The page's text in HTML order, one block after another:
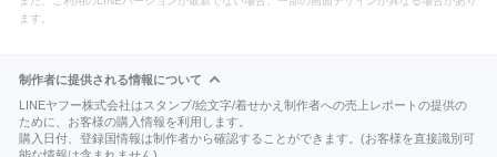
ます。
制作者に提供される情報について
LINEヤフー株式会社はスタンプ/絵文字/着せかえ制作者への売上レポートの提供の
ために、お客様の購入情報を利用します。
購入日付、登録国情報は制作者から確認することができます。(お客様を直接識別可